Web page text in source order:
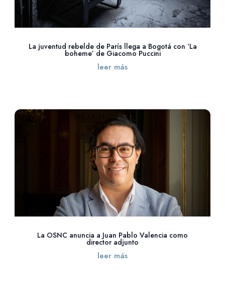
La juventud rebelde de París llega a Bogotá con ‘La
boheme’ de Giacomo Puccini
leer más
La OSNC anuncia a Juan Pablo Valencia como
director adjunto
leer más